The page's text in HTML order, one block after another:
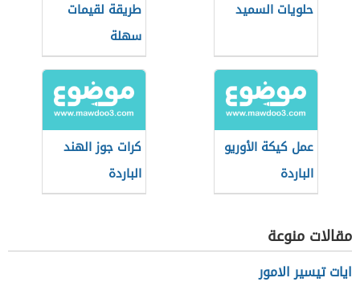
حلويات السميد
طريقة لقيمات
سهلة
عمل كيكة الأوريو
الباردة
كرات جوز الهند
الباردة
مقالات منوعة
ايات تيسير الامور